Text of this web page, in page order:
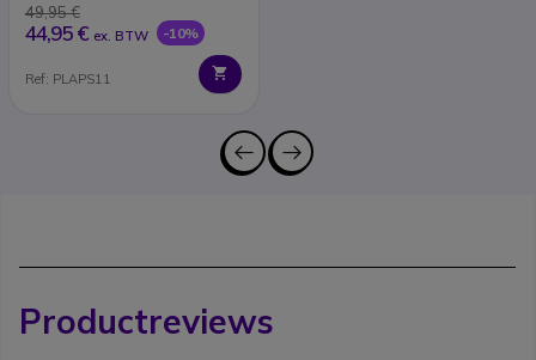
49,95 €
44,95 € ex. BTW -10%
Ref: PLAPS11
Productreviews